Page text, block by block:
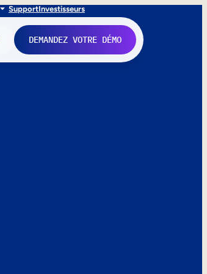
SupportInvestisseurs
DEMANDEZ VOTRE DÉMO